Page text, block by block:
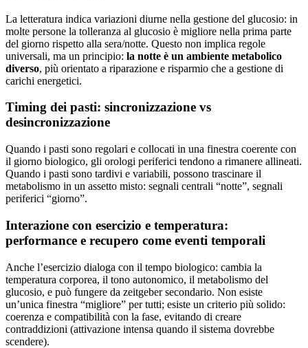
La letteratura indica variazioni diurne nella gestione del glucosio: in
molte persone la tolleranza al glucosio è migliore nella prima parte
del giorno rispetto alla sera/notte. Questo non implica regole
universali, ma un principio: la notte è un ambiente metabolico
diverso, più orientato a riparazione e risparmio che a gestione di
carichi energetici.
Timing dei pasti: sincronizzazione vs
desincronizzazione
Quando i pasti sono regolari e collocati in una finestra coerente con
il giorno biologico, gli orologi periferici tendono a rimanere allineati.
Quando i pasti sono tardivi e variabili, possono trascinare il
metabolismo in un assetto misto: segnali centrali “notte”, segnali
periferici “giorno”.
Interazione con esercizio e temperatura:
performance e recupero come eventi temporali
Anche l’esercizio dialoga con il tempo biologico: cambia la
temperatura corporea, il tono autonomico, il metabolismo del
glucosio, e può fungere da zeitgeber secondario. Non esiste
un’unica finestra “migliore” per tutti; esiste un criterio più solido:
coerenza e compatibilità con la fase, evitando di creare
contraddizioni (attivazione intensa quando il sistema dovrebbe
scendere).